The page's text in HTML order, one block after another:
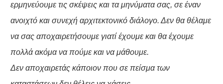
ερμηνεύουμε τις σκέψεις και τα μηνύματα σας, σε έναν
ανοιχτό και συνεχή αρχιτεκτονικό διάλογο. Δεν θα θέλαμε
να σας αποχαιρετήσουμε γιατί έχουμε και θα έχουμε
πολλά ακόμα να πούμε και να μάθουμε.
Δεν αποχαιρετάς κάποιον που σε πείσμα των